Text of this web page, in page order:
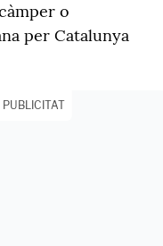
o
per Catalunya
PUBLICITAT